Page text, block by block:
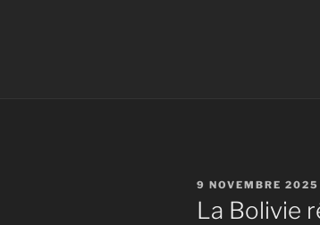
PUBLIÉ
LE
9 NOVEMBRE 2025
La Bolivie